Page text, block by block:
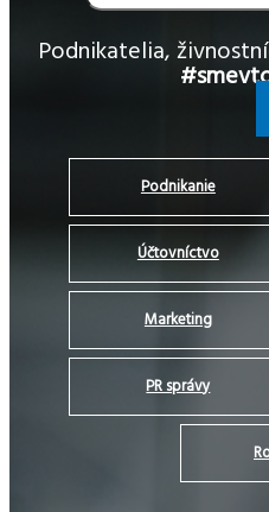
Podnikatelia,
Podnikanie
Účtovníctvo
Marketing
PR správy